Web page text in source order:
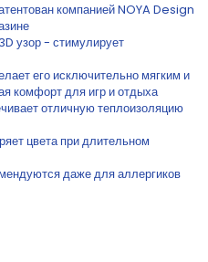
компанией NOYA Design
узор - стимулирует
его исключительно мягким и
комфорт для игр и отдыха
отличную теплоизоляцию
цвета при длительном
даже для аллергиков